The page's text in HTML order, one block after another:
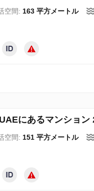
空間: 163 平方メートル
にあるマンション
空間: 151 平方メートル